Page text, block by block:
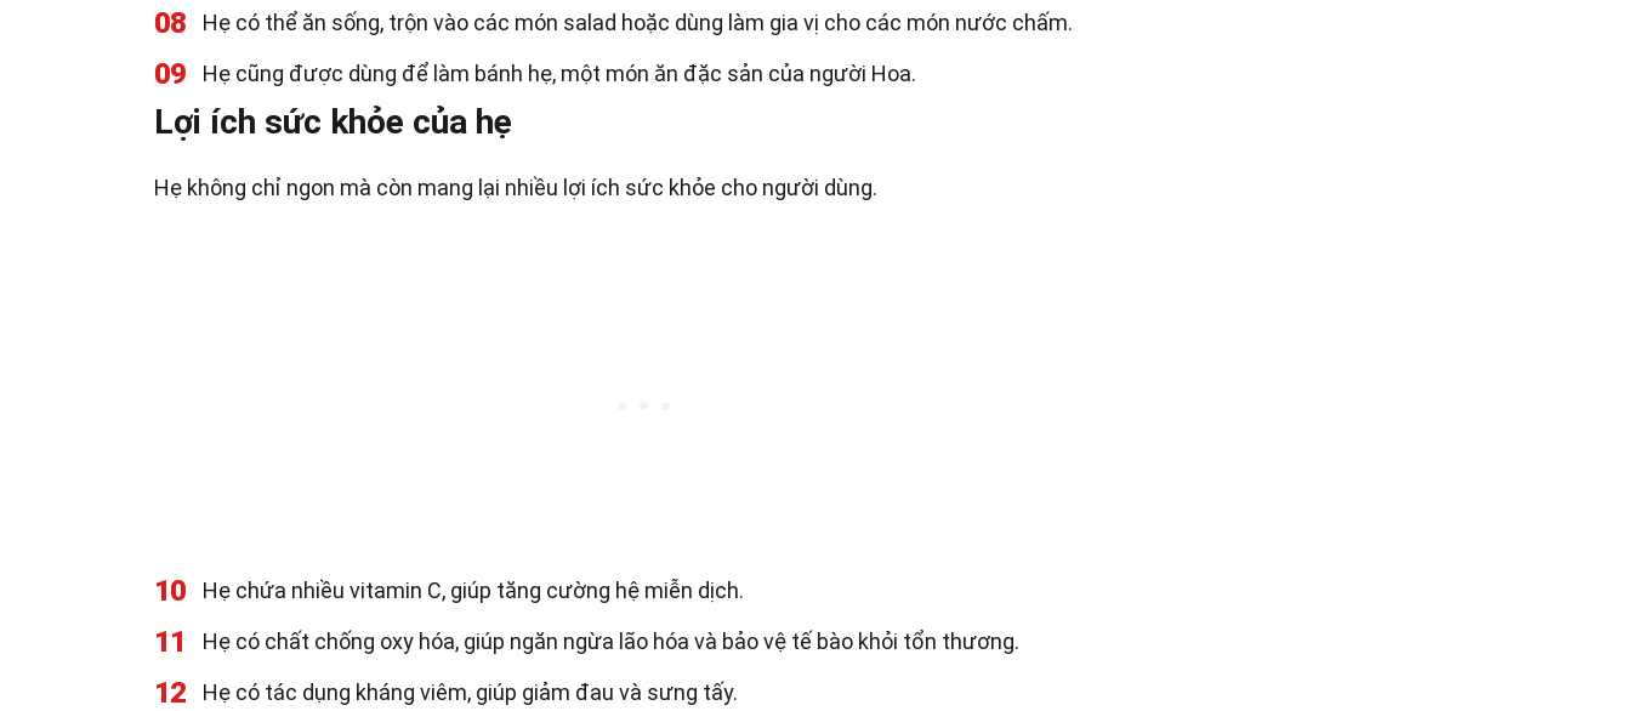
08 Hẹ có thể ăn sống, trộn vào các món salad hoặc dùng làm gia vị cho các món nước chấm.
09 Hẹ cũng được dùng để làm bánh hẹ, một món ăn đặc sản của người Hoa.
Lợi ích sức khỏe của hẹ
Hẹ không chỉ ngon mà còn mang lại nhiều lợi ích sức khỏe cho người dùng.
10 Hẹ chứa nhiều vitamin C, giúp tăng cường hệ miễn dịch.
11 Hẹ có chất chống oxy hóa, giúp ngăn ngừa lão hóa và bảo vệ tế bào khỏi tổn thương.
12 Hẹ có tác dụng kháng viêm, giúp giảm đau và sưng tấy.